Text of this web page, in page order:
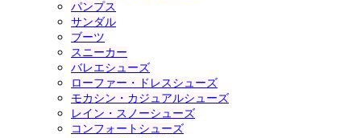
パンプス
サンダル
ブーツ
スニーカー
バレエシューズ
ローファー・ドレスシューズ
モカシン・カジュアルシューズ
レイン・スノーシューズ
コンフォートシューズ